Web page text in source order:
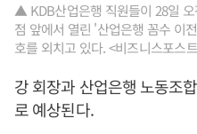
▲ KDB산업은행 직원들이 28일
점 앞에서 열린 '산업은행 꼼수 이
호를 외치고 있다. <비즈니스포스
강 회장과 산업은행 노동조
로 예상된다.